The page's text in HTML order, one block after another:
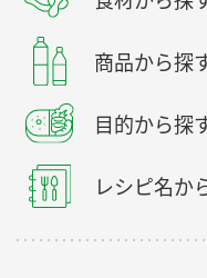
商品から探
目的から探
レシピ名か